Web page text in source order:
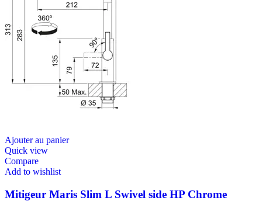
Ajouter au panier
Quick view
Compare
Add to wishlist
Mitigeur Maris Slim L Swivel side HP Chrome